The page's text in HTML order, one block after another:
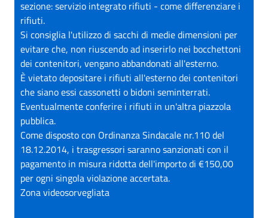
sezione: servizio integrato rifiuti - come differenziare i
rifiuti.
Si consiglia l'utilizzo di sacchi di medie dimensioni per
evitare che, non riuscendo ad inserirlo nei bocchettoni
dei contenitori, vengano abbandonati all'esterno.
È vietato depositare i rifiuti all'esterno dei contenitori
che siano essi cassonetti o bidoni seminterrati.
Eventualmente conferire i rifiuti in un'altra piazzola
pubblica.
Come disposto con Ordinanza Sindacale nr.110 del
18.12.2014, i trasgressori saranno sanzionati con il
pagamento in misura ridotta dell'importo di €150,00
per ogni singola violazione accertata.
Zona videosorvegliata